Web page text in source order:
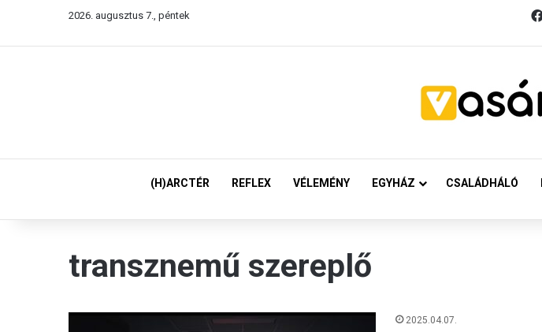
2026. augusztus 7., péntek
(H)ARCTÉR REFLEX VÉLEMÉNY EGYHÁZ CSALÁDHÁLÓ
transznemű szereplő
2025.04.07.